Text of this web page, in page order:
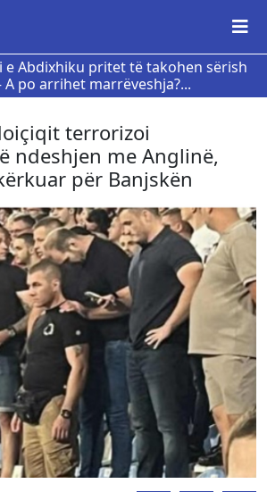
e Abdixhiku pritet të takohen sërish
A po arrihet marrëveshja?...
terrorizoi
ndeshjen me Anglinë,
për Banjskën